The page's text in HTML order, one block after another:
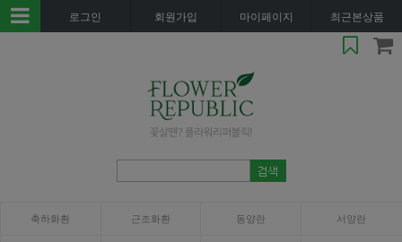
로그인 회원가입 마이페이지 최근본상품
축하화환 근조화환 동양란 서양란